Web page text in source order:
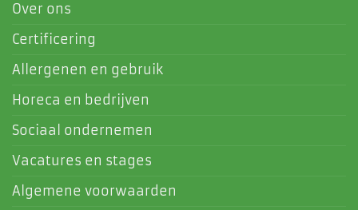
Over ons
Certificering
Allergenen en gebruik
Horeca en bedrijven
Sociaal ondernemen
Vacatures en stages
Algemene voorwaarden